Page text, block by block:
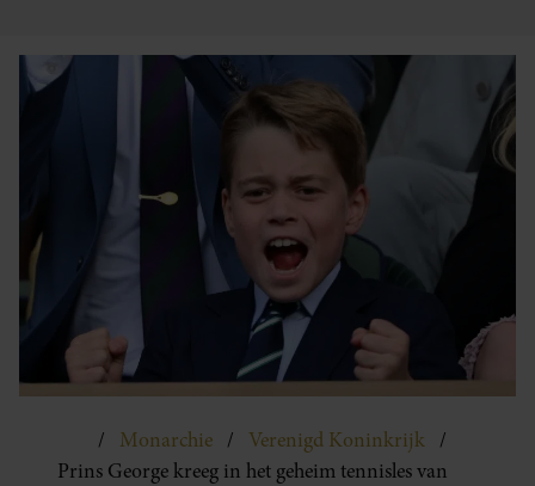
Monarchie
Verenigd Koninkrijk
Prins George kreeg in het geheim tennisles van